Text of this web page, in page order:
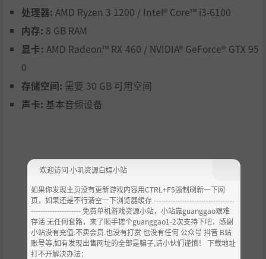
■画面
以原作小林智美的插画和像素图为原型，将角色3D化。
因城镇和迷宫完全3D化，地形与构造也重新建构。
效果的“阵形”，
而战斗则进化为角色按顺序行动的时间线战斗。全新要素
“连携技”将左右战况。
处理器: AMD Ryzen 3 1200 / Intel® Core™ i3-6100
内存: 8 GB RAM
显卡: AMD Radeon™ RX 460 / NVIDIA® GeForce® GTX 95
0
存储空间: 需要 30 GB 可用空间
声卡: 基本音频设备
欢迎访问 小叽资源白嫖小站
如果你发现主页没有更新游戏内容用CTRL+F5强制刷新一下网
页，如果还是不行清空一下浏览器缓存 ----------------------------------
--------------------- 免费单机游戏资源小站，小站靠guanggao艰难
存活 无任何套路，来了顺手搓个guanggao1-2次支持下吧，感谢
小站没有充值.不卖会员.也没有打赏 也没有任何 公众号 抖音 B站
账号等,如有发现出售网址的全部是骗子,请小伙们谨慎！ 下载地址
打不开解决办法：